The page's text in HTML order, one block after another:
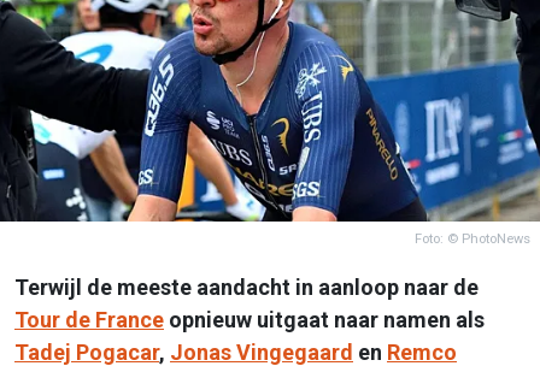
Foto: © PhotoNews
Terwijl de meeste aandacht in aanloop naar de
Tour de France opnieuw uitgaat naar namen als
Tadej Pogacar, Jonas Vingegaard en Remco